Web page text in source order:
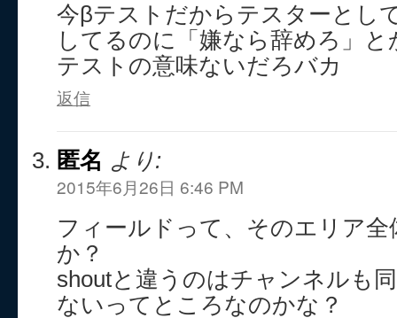
今βテストだからテスターとし
してるのに「嫌なら辞めろ」
テストの意味ないだろバカ
返信
匿名 より:
2015年6月26日 6:46 PM
フィールドって、そのエリア
か？
shoutと違うのはチャンネルも
ないってところなのかな？